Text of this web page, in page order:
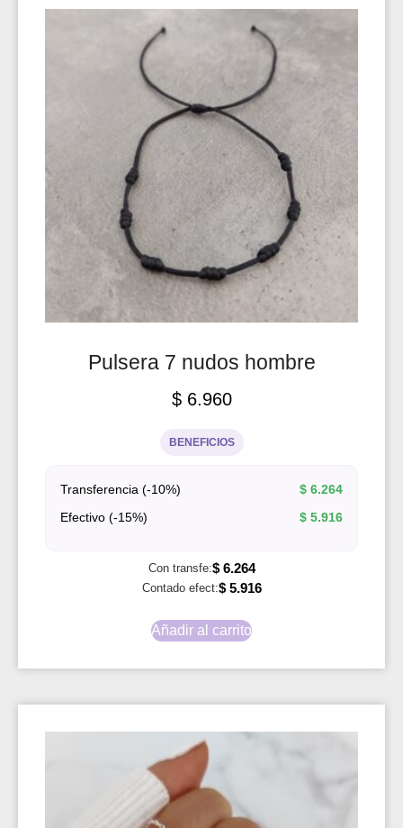
Pulsera 7 nudos hombre
$6.960
BENEFICIOS
Transferencia (-10%) $ 6.264
Efectivo (-15%)
$ 5.916
Con transfe:$6.264
Contado efect:$5.916
Añadir al carrito